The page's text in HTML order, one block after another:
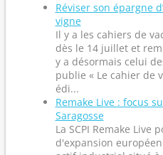
Réviser son épargne
vigne
Il y a les cahiers de
dès le 14 juillet et
y a désormais celui
publie « Le cahier de
édi...
Remake Live : focus
Saragosse
La SCPI Remake Live
d'expansion